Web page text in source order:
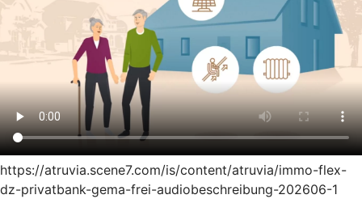
https://atruvia.scene7.com/is/content/atruvia/immo-flex-
dz-privatbank-gema-frei-audiobeschreibung-202606-1